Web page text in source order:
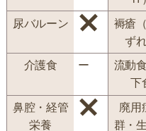
尿バルーン
褥瘡
ずれ
介護食 ー
流動
鼻腔・経管
栄養
廃用
群・